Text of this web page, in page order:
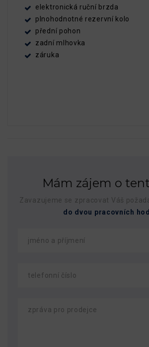
elektronická ruční brzda
plnohodnotné rezervní kolo
přední pohon
zadní mlhovka
záruka
Mám zájem o
Zavazujeme se zpracovat Váš
do dvou pracovních